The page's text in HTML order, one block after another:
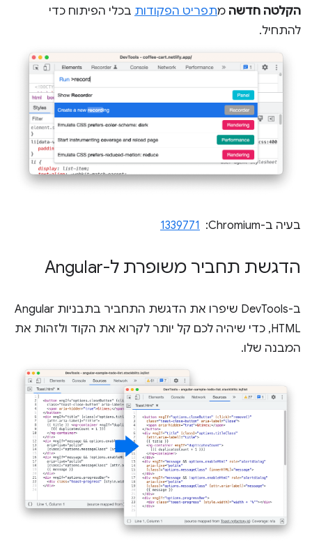
הקלטה חדשה מתפריט הפקודות בכלי הפיתוח כדי
להתחיל.
בעיה ב-Chromium: ‏ 1339771
הדגשת תחביר משופרת ל-Angular
ב-DevTools שיפרו את הדגשת התחביר בתבניות Angular
HTML, כדי שיהיה לכם קל יותר לקרוא את הקוד ולזהות את
המבנה שלו.